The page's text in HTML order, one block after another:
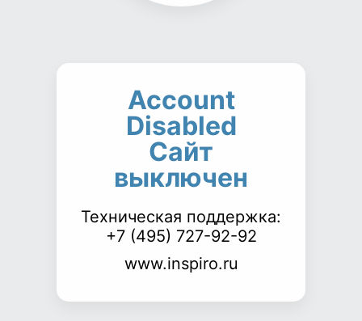
Account
Disabled
Сайт
выключен
Техническая поддержка:
+7 (495) 727-92-92
www.inspiro.ru